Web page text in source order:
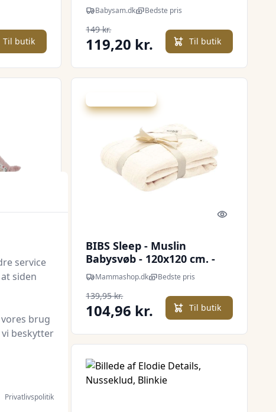
Til butik
Babysam.dk Bedste pris
149 kr.
119,20 kr. Til butik
Quick look Quick look
BIBS Sleep - Muslin
Babysvøb - 120x120 cm. -
Ivory
Mammashop.dk Bedste pris
139,95 kr.
104,96 kr. Til butik
service
siden
brug
beskytter
Privatlivspolitik